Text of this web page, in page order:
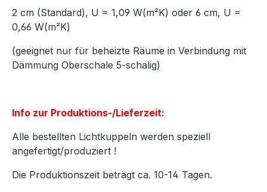
2 cm (Standard), U = 1,09 W(m²K) oder 6 cm, U =
0,66 W(m²K)
(geeignet nur für beheizte Räume in Verbindung mit
Dämmung Oberschale 5-schalig)
Info zur Produktions-/Lieferzeit:
Alle bestellten Lichtkuppeln werden speziell
angefertigt/produziert !
Die Produktionszeit beträgt ca. 10-14 Tagen.